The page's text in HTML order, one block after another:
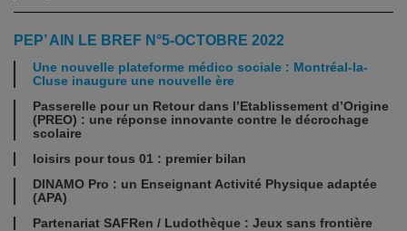
PEP’ AIN LE BREF N°5-OCTOBRE 2022
Une nouvelle plateforme médico sociale : Montréal-la-
Cluse inaugure une nouvelle ère
Passerelle pour un Retour dans l’Etablissement d’Origine
(PREO) : une réponse innovante contre le décrochage
scolaire
loisirs pour tous 01 : premier bilan
DINAMO Pro : un Enseignant Activité Physique adaptée
(APA)
Partenariat SAFRen / Ludothèque : Jeux sans frontière